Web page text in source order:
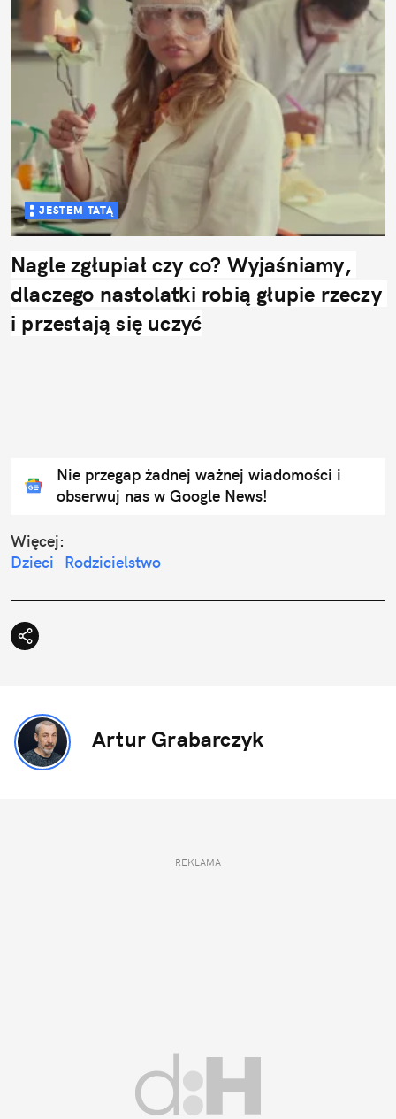
JESTEM TATĄ
Nagle zgłupiał czy co? Wyjaśniamy,
dlaczego nastolatki robią głupie rzeczy
i przestają się uczyć
Nie przegap żadnej ważnej wiadomości i
obserwuj nas w Google News!
Więcej:
Dzieci
Rodzicielstwo
Artur Grabarczyk
REKLAMA